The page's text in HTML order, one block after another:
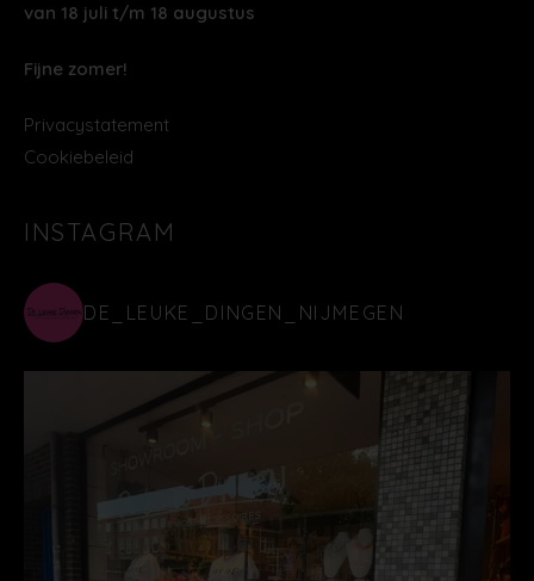
van 18 juli t/m 18 augustus
Fijne zomer!
Privacystatement
Cookiebeleid
INSTAGRAM
DE_LEUKE_DINGEN_NIJMEGEN